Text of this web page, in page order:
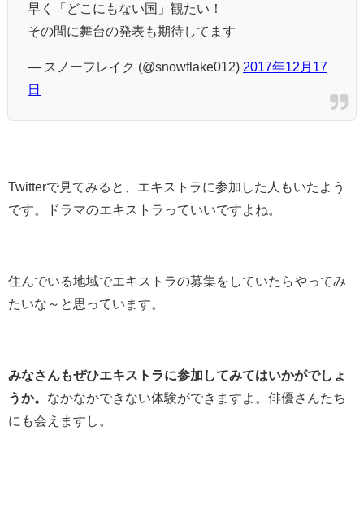
早く「どこにもない国」観たい！
その間に舞台の発表も期待してます
— スノーフレイク (@snowflake012) 2017年12月17
日
Twitterで見てみると、エキストラに参加した人もいたよう
です。ドラマのエキストラっていいですよね。
住んでいる地域でエキストラの募集をしていたらやってみ
たいな～と思っています。
みなさんもぜひエキストラに参加してみてはいかがでしょ
うか。 なかなかできない体験ができますよ。俳優さんたち
にも会えますし。